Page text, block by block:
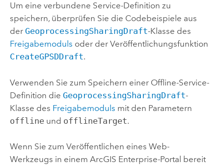
Um eine verbundene Service-Definition zu
speichern, überprüfen Sie die Codebeispiele aus
der GeoprocessingSharingDraft-Klasse des
Freigabemoduls oder der Veröffentlichungsfunktion
CreateGPSDDraft.
Verwenden Sie zum Speichern einer Offline-Service-
Definition die GeoprocessingSharingDraft-
Klasse des Freigabemoduls mit den Parametern
offlineund offlineTarget.
Wenn Sie zum Veröffentlichen eines Web-
Werkzeugs in einem ArcGIS Enterprise-Portal bereit